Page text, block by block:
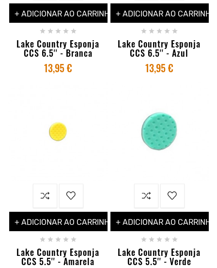
+ ADICIONAR AO CARRINHO
    
Lake Country Esponja
CCS 6.5'' - Branca
13,95 €
+ ADICIONAR AO CARRINHO
    
Lake Country Esponja
CCS 6.5'' - Azul
13,95 €
+ ADICIONAR AO CARRINHO
    
Lake Country Esponja
CCS 5.5'' - Amarela
+ ADICIONAR AO CARRINHO
    
Lake Country Esponja
CCS 5.5'' - Verde